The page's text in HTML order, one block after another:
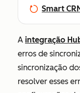
Smart
A integração
erros de
sincronização
resolver esses